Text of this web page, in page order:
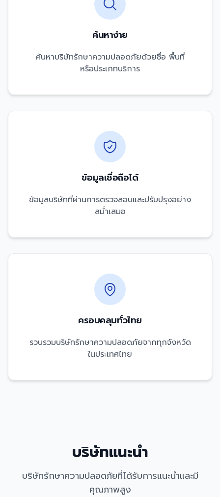
ค้นหาง่าย
ค้นหาบริษัทรักษาความปลอดภัยด้วยชื่อ พื้นที่
หรือประเภทบริการ
ข้อมูลเชื่อถือได้
ข้อมูลบริษัทที่ผ่านการตรวจสอบและปรับปรุงอย่าง
สม่ำเสมอ
ครอบคลุมทั่วไทย
รวบรวมบริษัทรักษาความปลอดภัยจากทุกจังหวัด
ในประเทศไทย
บริษัทแนะนำ
บริษัทรักษาความปลอดภัยที่ได้รับการแนะนำและมี
คุณภาพสูง